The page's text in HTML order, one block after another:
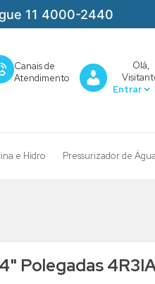
11 4000-2440
Canais de
Atendimento
Olá,
e Hidro Pressurizador de Água
Polegadas